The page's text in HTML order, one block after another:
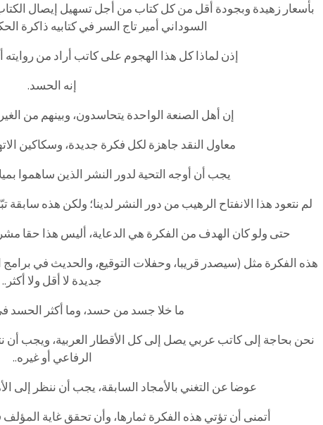
بأسعار زهيدة وبجودة أقل من كل كتاب من أجل تسهيل إيصال
السوداني أمير تاج السر في كتابيه ذاكرة
إذن لماذا كل هذا الهجوم على كاتب أراد من
إنه الحسد.
إن أهل الصنعة الواحدة يتحاسدون، وبينهم من
معاول النقد جاهزة لكل فكرة جديدة، وسكاكين
يجب أن أوجه التحية لدور النشر الذين ساهموا
لم نتعود هذا الانفتاح الرهيب من دور النشر لدينا؛ ولكن هذه
حتى ولو كان الهدف من الفكرة هي الدعاية، أليس هذا حقا
هذه الفكرة مثل (سيصدر قريبا، وحفلات التوقيع، والحديث في برامج
جديدة لا أقل ولا أكثر..
ما خلا جسد من حسد، وما أكثر الحسد
نحن بحاجة إلى كاتب عربي يصل إلى كل الأقطار العربية، ويجب أن
الرفاعي أو غيره..
عوضا عن التغني بالأمجاد السابقة، يجب أن ننظر إلى
أتمنى أن تؤتي هذه الفكرة ثمارها، وأن تحقق غاية